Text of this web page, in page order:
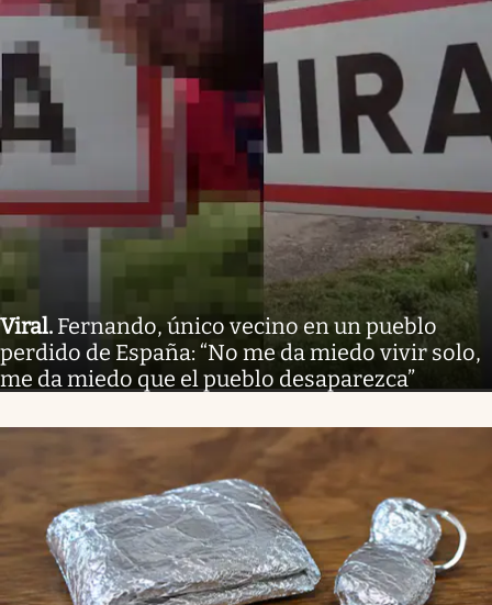
Viral. Fernando, único vecino en un pueblo
perdido de España: “No me da miedo vivir solo,
me da miedo que el pueblo desaparezca”